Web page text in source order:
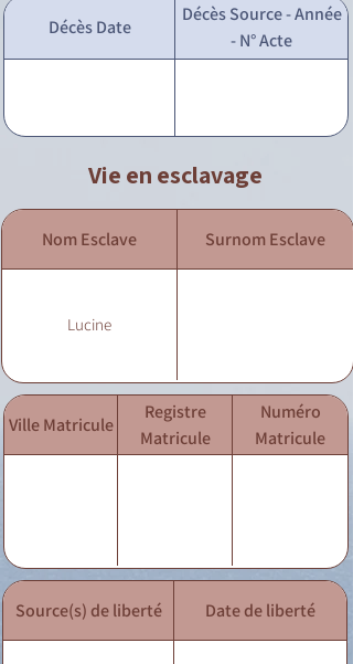
Décès Date
Décès Source - Année
- N° Acte
Vie en esclavage
Nom Esclave Surnom Esclave
Lucine
Ville Matricule
Registre
Matricule
Numéro
Matricule
Source(s) de liberté Date de liberté